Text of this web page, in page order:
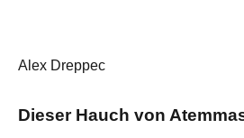
Alex Dreppec
Dieser Hauch von